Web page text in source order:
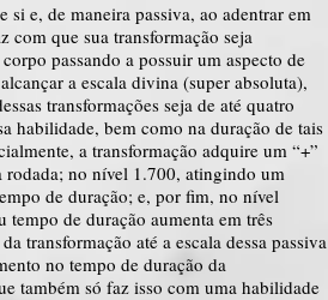
e, de maneira passiva, ao adentrar em
com que sua transformação seja
passando a possuir um aspecto de
a escala divina (super absoluta),
transformações seja de até quatro
habilidade, bem como na duração de tais
a transformação adquire um “+”
rodada; no nível 1.700, atingindo um
de duração; e, por fim, no nível
tempo de duração aumenta em três
transformação até a escala dessa passiva
no tempo de duração da
também só faz isso com uma habilidade